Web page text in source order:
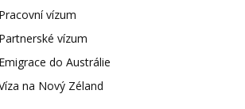
Pracovní vízum
Partnerské vízum
Emigrace do Austrálie
na Nový Zéland